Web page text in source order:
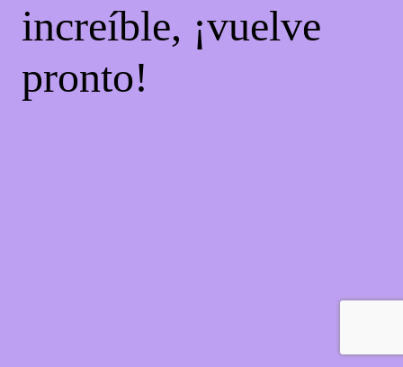
increíble, ¡vuelve
pronto!